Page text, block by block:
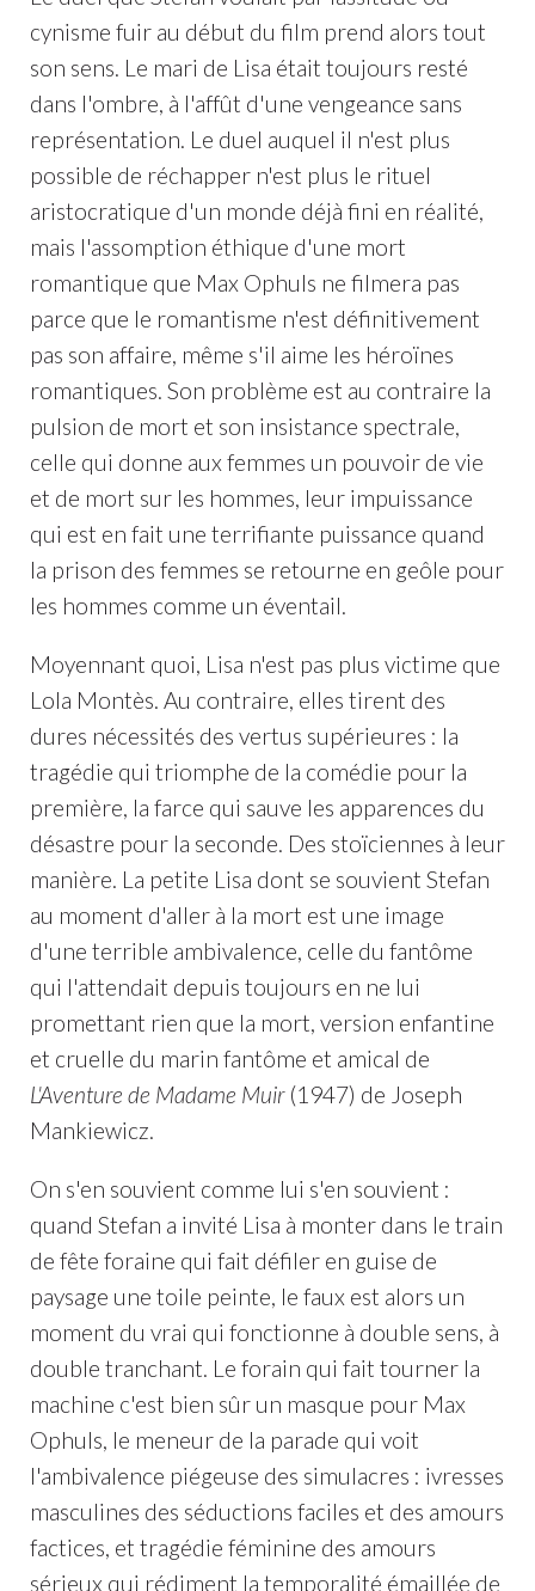
cynisme fuir au début du film prend alors tout
son sens. Le mari de Lisa était toujours resté
dans l'ombre, à l'affût d'une vengeance sans
représentation. Le duel auquel il n'est plus
possible de réchapper n'est plus le rituel
aristocratique d'un monde déjà fini en réalité,
mais l'assomption éthique d'une mort
romantique que Max Ophuls ne filmera pas
parce que le romantisme n'est définitivement
pas son affaire, même s'il aime les héroïnes
romantiques. Son problème est au contraire la
pulsion de mort et son insistance spectrale,
celle qui donne aux femmes un pouvoir de vie
et de mort sur les hommes, leur impuissance
qui est en fait une terrifiante puissance quand
la prison des femmes se retourne en geôle pour
les hommes comme un éventail.
Moyennant quoi, Lisa n'est pas plus victime que
Lola Montès. Au contraire, elles tirent des
dures nécessités des vertus supérieures : la
tragédie qui triomphe de la comédie pour la
première, la farce qui sauve les apparences du
désastre pour la seconde. Des stoïciennes à leur
manière. La petite Lisa dont se souvient Stefan
au moment d'aller à la mort est une image
d'une terrible ambivalence, celle du fantôme
qui l'attendait depuis toujours en ne lui
promettant rien que la mort, version enfantine
et cruelle du marin fantôme et amical de
L'Aventure de Madame Muir (1947) de Joseph
Mankiewicz.
On s'en souvient comme lui s'en souvient :
quand Stefan a invité Lisa à monter dans le train
de fête foraine qui fait défiler en guise de
paysage une toile peinte, le faux est alors un
moment du vrai qui fonctionne à double sens, à
double tranchant. Le forain qui fait tourner la
machine c'est bien sûr un masque pour Max
Ophuls, le meneur de la parade qui voit
l'ambivalence piégeuse des simulacres : ivresses
masculines des séductions faciles et des amours
factices, et tragédie féminine des amours
sérieux qui rédiment la temporalité émaillée de